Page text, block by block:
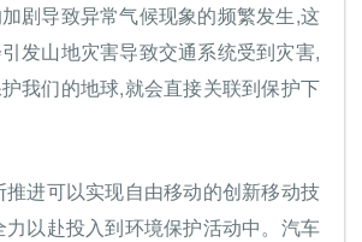
剧导致异常气候现象的频繁发生,这
发山地灾害导致交通系统受到灾害,
我们的地球,就会直接关联到保护下
进可以实现自由移动的创新移动技
以赴投入到环境保护活动中。汽车